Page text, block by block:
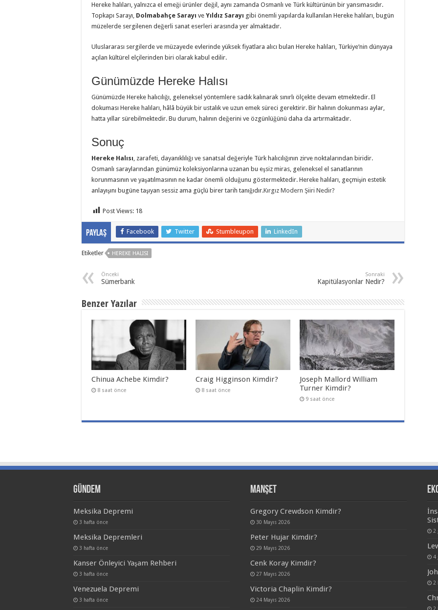
Hereke halıları, yalnızca el emeği ürünler değil, aynı zamanda Osmanlı ve Türk kültürünün bir yansımasıdır.
Topkapı Sarayı, Dolmabahçe Sarayı ve Yıldız Sarayı gibi önemli yapılarda kullanılan Hereke halıları, bugün
müzelerde sergilenen değerli sanat eserleri arasında yer almaktadır.
Uluslararası sergilerde ve müzayede evlerinde yüksek fiyatlara alıcı bulan Hereke halıları, Türkiye’nin dünyaya
açılan kültürel elçilerinden biri olarak kabul edilir.
Günümüzde Hereke Halısı
Günümüzde Hereke halıcılığı, geleneksel yöntemlere sadık kalınarak sınırlı ölçekte devam etmektedir. El
dokuması Hereke halıları, hâlâ büyük bir ustalık ve uzun emek süreci gerektirir. Bir halının dokunması aylar,
hatta yıllar sürebilmektedir. Bu durum, halının değerini ve özgünlüğünü daha da artırmaktadır.
Sonuç
Hereke Halısı , zarafeti, dayanıklılığı ve sanatsal değeriyle Türk halıcılığının zirve noktalarından biridir.
Osmanlı saraylarından günümüz koleksiyonlarına uzanan bu eşsiz miras, geleneksel el sanatlarının
korunmasının ve yaşatılmasının ne kadar önemli olduğunu göstermektedir. Hereke halıları, geçmişin estetik
anlayışını bugüne taşıyan sessiz ama güçlü birer tarih tanığıdır.Kırgız Modern Şiiri Nedir?
Post Views: 18
Paylaş Facebook Twitter Stumbleupon LinkedIn
Etiketler HEREKE HALISI
Önceki
Sümerbank
Sonraki
Kapitülasyonlar Nedir?
Benzer Yazılar
Chinua Achebe Kimdir?
8 saat önce
Craig Higginson Kimdir?
8 saat önce
Joseph Mallord William
Turner Kimdir?
9 saat önce
Gündem
Meksika Depremi
3 hafta önce
Meksika Depremleri
3 hafta önce
Kanser Önleyici Yaşam Rehberi
3 hafta önce
Venezuela Depremi
3 hafta önce
Manşet
Gregory Crewdson Kimdir?
30 Mayıs 2026
Peter Hujar Kimdir?
29 Mayıs 2026
Cenk Koray Kimdir?
27 Mayıs 2026
Victoria Chaplin Kimdir?
24 Mayıs 2026
2
4
2
2